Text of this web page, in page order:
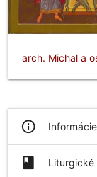
arch. Michal a
info_outline
book Liturgické